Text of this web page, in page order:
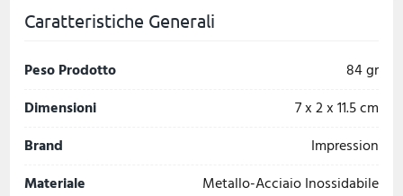
Caratteristiche Generali
Peso Prodotto
84 gr
Dimensioni
7 x 2 x 11.5 cm
Brand
Impression
Materiale
Metallo-Acciaio Inossidabile